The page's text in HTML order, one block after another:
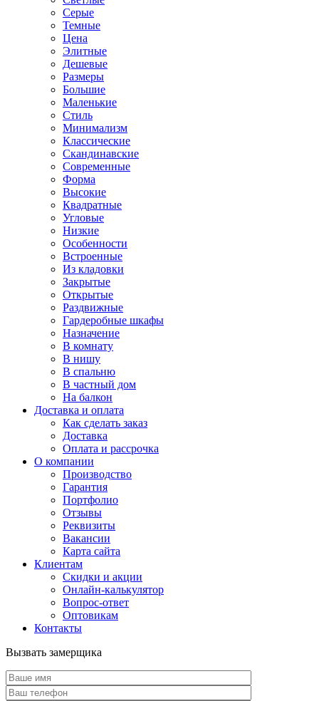
Серые
Темные
Цена
Элитные
Дешевые
Размеры
Большие
Маленькие
Стиль
Минимализм
Классические
Скандинавские
Современные
Форма
Высокие
Квадратные
Угловые
Низкие
Особенности
Встроенные
Из кладовки
Закрытые
Открытые
Раздвижные
Гардеробные шкафы
Назначение
В комнату
В нишу
В спальню
В частный дом
На балкон
Доставка и оплата
Как сделать заказ
Доставка
Оплата и рассрочка
О компании
Производство
Гарантия
Портфолио
Отзывы
Реквизиты
Вакансии
Карта сайта
Клиентам
Скидки и акции
Онлайн-калькулятор
Вопрос-ответ
Оптовикам
Контакты
Вызвать замерщика